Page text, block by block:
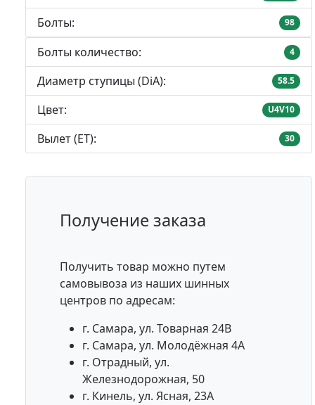
Болты: 98
Болты количество: 4
Диаметр ступицы (DiA): 58.5
Цвет: U4V10
Вылет (ET): 30
Получение заказа
Получить товар можно путем
самовывоза из наших шинных
центров по адресам:
г. Самара, ул. Товарная 24В
г. Самара, ул. Молодёжная 4А
г. Отрадный, ул.
Железнодорожная, 50
г. Кинель, ул. Ясная, 23А